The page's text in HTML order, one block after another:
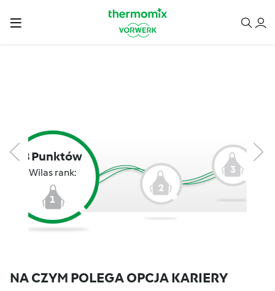
8 Punktów
Wilas rank:
1
2
3
NA CZYM POLEGA OPCJA KARIERY